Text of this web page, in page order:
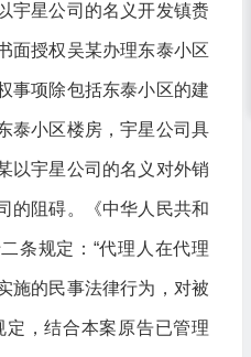
宇星公司的名义开发镇赉
面授权吴某办理东泰小区
事项除包括东泰小区的建
泰小区楼房，宇星公司具
以宇星公司的名义对外销
的阻碍。《中华人民共和
条规定：“代理人在代理
施的民事法律行为，对被
定，结合本案原告已管理